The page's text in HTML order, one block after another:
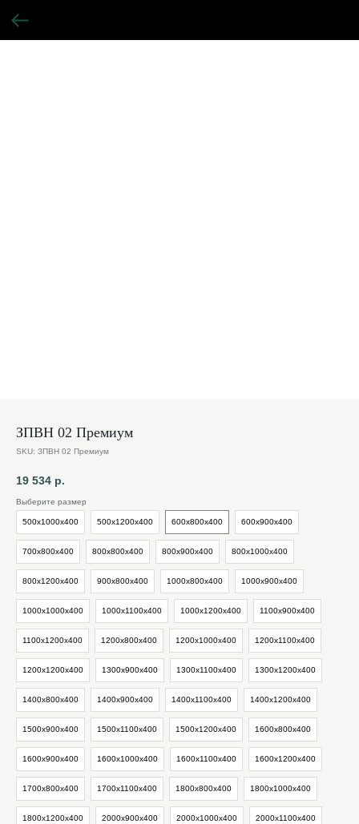
ЗПВН 02 Премиум
SKU: ЗПВН 02 Премиум
19 534 р.
Выберите размер
500х1000х400 500х1200х400 600х800х400 600х900х400
700х800х400 800х800х400 800х900х400 800х1000х400
800х1200х400 900х800х400 1000х800х400 1000х900х400
1000х1000х400 1000х1100х400 1000х1200х400 1100х900х400
1100х1200х400 1200х800х400 1200х1000х400 1200х1100х400
1200х1200х400 1300х900х400 1300х1100х400 1300х1200х400
1400х800х400 1400х900х400 1400х1100х400 1400х1200х400
1500х900х400 1500х1100х400 1500х1200х400 1600х800х400
1600х900х400 1600х1000х400 1600х1100х400 1600х1200х400
1700х800х400 1700х1100х400 1800х800х400 1800х1000х400
1800х1200х400 2000х900х400 2000х1000х400 2000х1100х400